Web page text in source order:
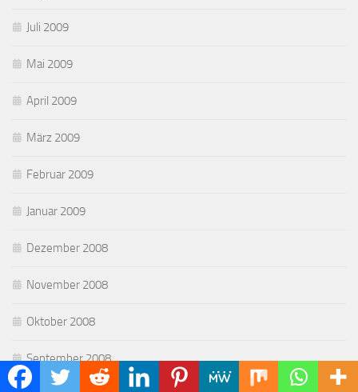
Juli 2009
Mai 2009
April 2009
März 2009
Februar 2009
Januar 2009
Dezember 2008
November 2008
Oktober 2008
September 2008